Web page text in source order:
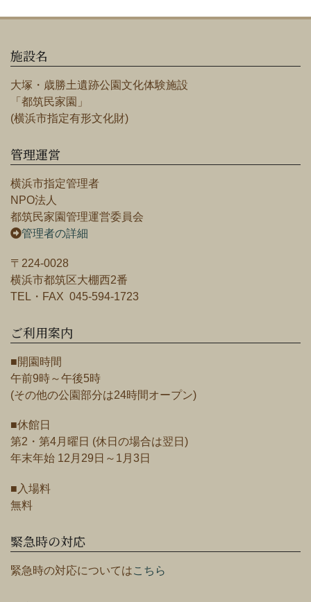
施設名
大塚・歳勝土遺跡公園文化体験施設
「都筑民家園」
(横浜市指定有形文化財)
管理運営
横浜市指定管理者
NPO法人
都筑民家園管理運営委員会
管理者の詳細
〒224-0028
横浜市都筑区大棚西2番
TEL・FAX 045-594-1723
ご利用案内
■開園時間
午前9時～午後5時
(その他の公園部分は24時間オープン)
■休館日
第2・第4月曜日 (休日の場合は翌日)
年末年始 12月29日～1月3日
■入場料
無料
緊急時の対応
緊急時の対応についてはこちら